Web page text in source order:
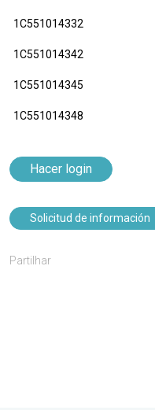
1C551014332
1C551014342
1C551014345
1C551014348
Hacer login
Solicitud de información
Partilhar